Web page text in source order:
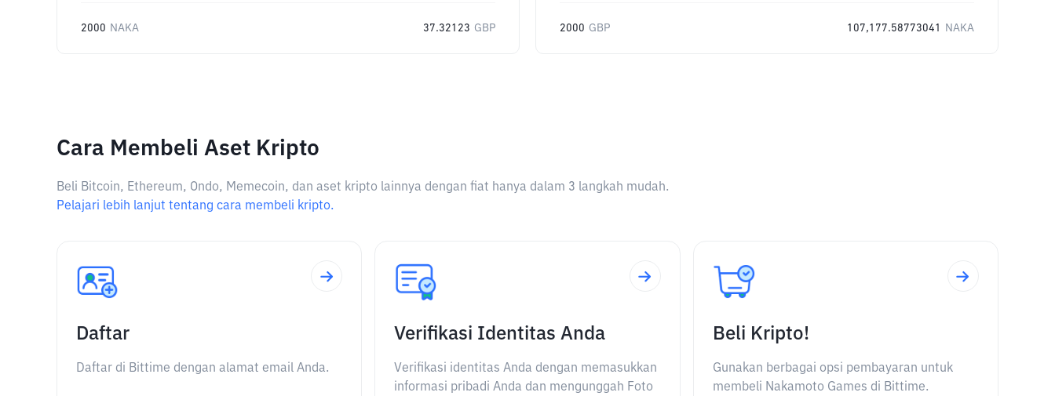
2000 NAKA 37.32123 GBP 2000 GBP 107,177.58773041 NAKA
Cara Membeli Aset Kripto
Beli Bitcoin, Ethereum, Ondo, Memecoin, dan aset kripto lainnya dengan fiat hanya dalam 3 langkah mudah.
Pelajari lebih lanjut tentang cara membeli kripto.
Daftar
Daftar di Bittime dengan alamat email Anda.
Verifikasi Identitas Anda
Verifikasi identitas Anda dengan memasukkan
informasi pribadi Anda dan mengunggah Foto
Beli Kripto!
Gunakan berbagai opsi pembayaran untuk
membeli Nakamoto Games di Bittime.